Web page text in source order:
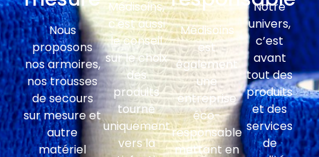
Nous
proposons
nos armoires,
nos trousses
de secours
sur mesure et
autre
matériel
Médisoins,
c'est aussi
le conseil
sur le choix
des
produits
tourné
uniquement
vers la
Médisoins
est
également
une
entreprise
éco-
responsable
mettant en
Notre
univers,
c’est
avant
tout des
produits
et des
services
de